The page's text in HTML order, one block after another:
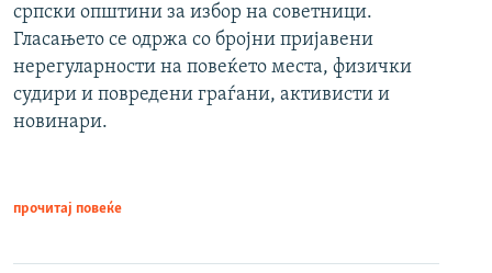
српски општини за избор на советници.
Гласањето се одржа со бројни пријавени
нерегуларности на повеќето места, физички
судири и повредени граѓани, активисти и
новинари.
прочитај повеќе